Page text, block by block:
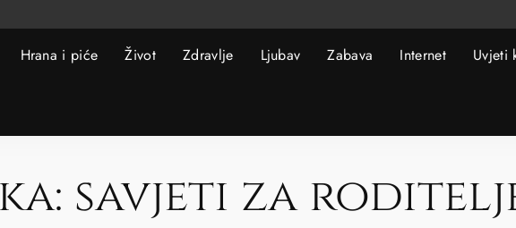
Hrana i piće Život Zdravlje Ljubav Zabava Internet Uvjeti
savjeti za